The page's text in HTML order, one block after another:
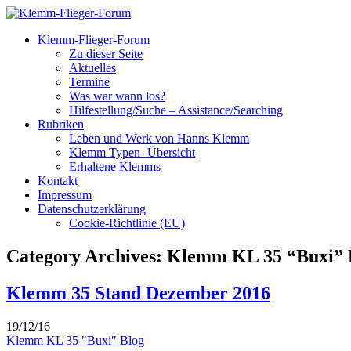
Klemm-Flieger-Forum
Zu dieser Seite
Aktuelles
Termine
Was war wann los?
Hilfestellung/Suche – Assistance/Searching
Rubriken
Leben und Werk von Hanns Klemm
Klemm Typen- Übersicht
Erhaltene Klemms
Kontakt
Impressum
Datenschutzerklärung
Cookie-Richtlinie (EU)
Category Archives: Klemm KL 35 “Buxi”
Klemm 35 Stand Dezember 2016
19/12/16
Klemm KL 35 "Buxi" Blog